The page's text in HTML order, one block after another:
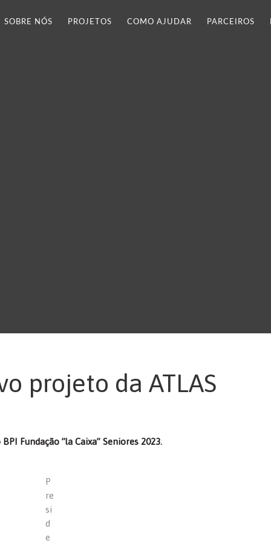
SOBRE NÓS PROJETOS COMO AJUDAR PARCEIROS
projeto da ATLAS
Fundação ”la Caixa” Seniores 2023.
P
re
si
d
e